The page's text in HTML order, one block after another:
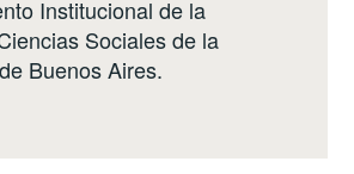
Institucional de la
Sociales de la
Buenos Aires.